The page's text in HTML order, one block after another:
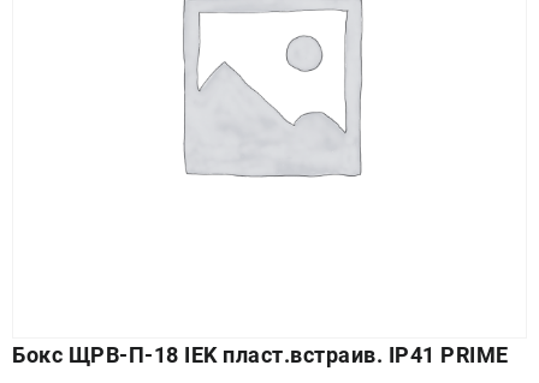
Бокс ЩРВ-П-18 IEK пласт.встраив. IP41 PRIME